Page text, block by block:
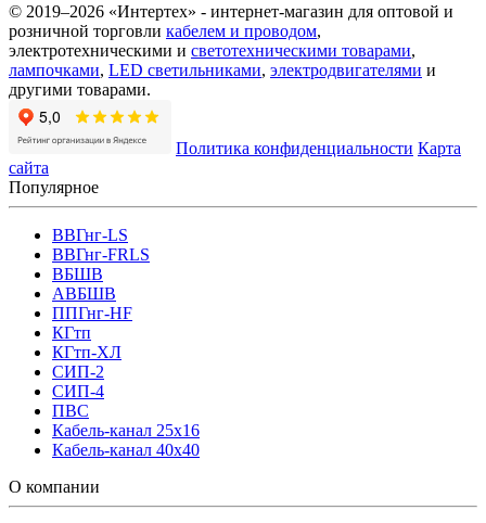
© 2019–2026 «Интертех» - интернет-магазин для оптовой и
розничной торговли кабелем и проводом,
электротехническими и светотехническими товарами,
лампочками, LED светильниками, электродвигателями и
другими товарами.
Политика конфиденциальности Карта
сайта
Популярное
ВВГнг-LS
ВВГнг-FRLS
ВБШВ
АВБШВ
ППГнг-HF
КГтп
КГтп-ХЛ
СИП-2
СИП-4
ПВС
Кабель-канал 25х16
Кабель-канал 40х40
О компании